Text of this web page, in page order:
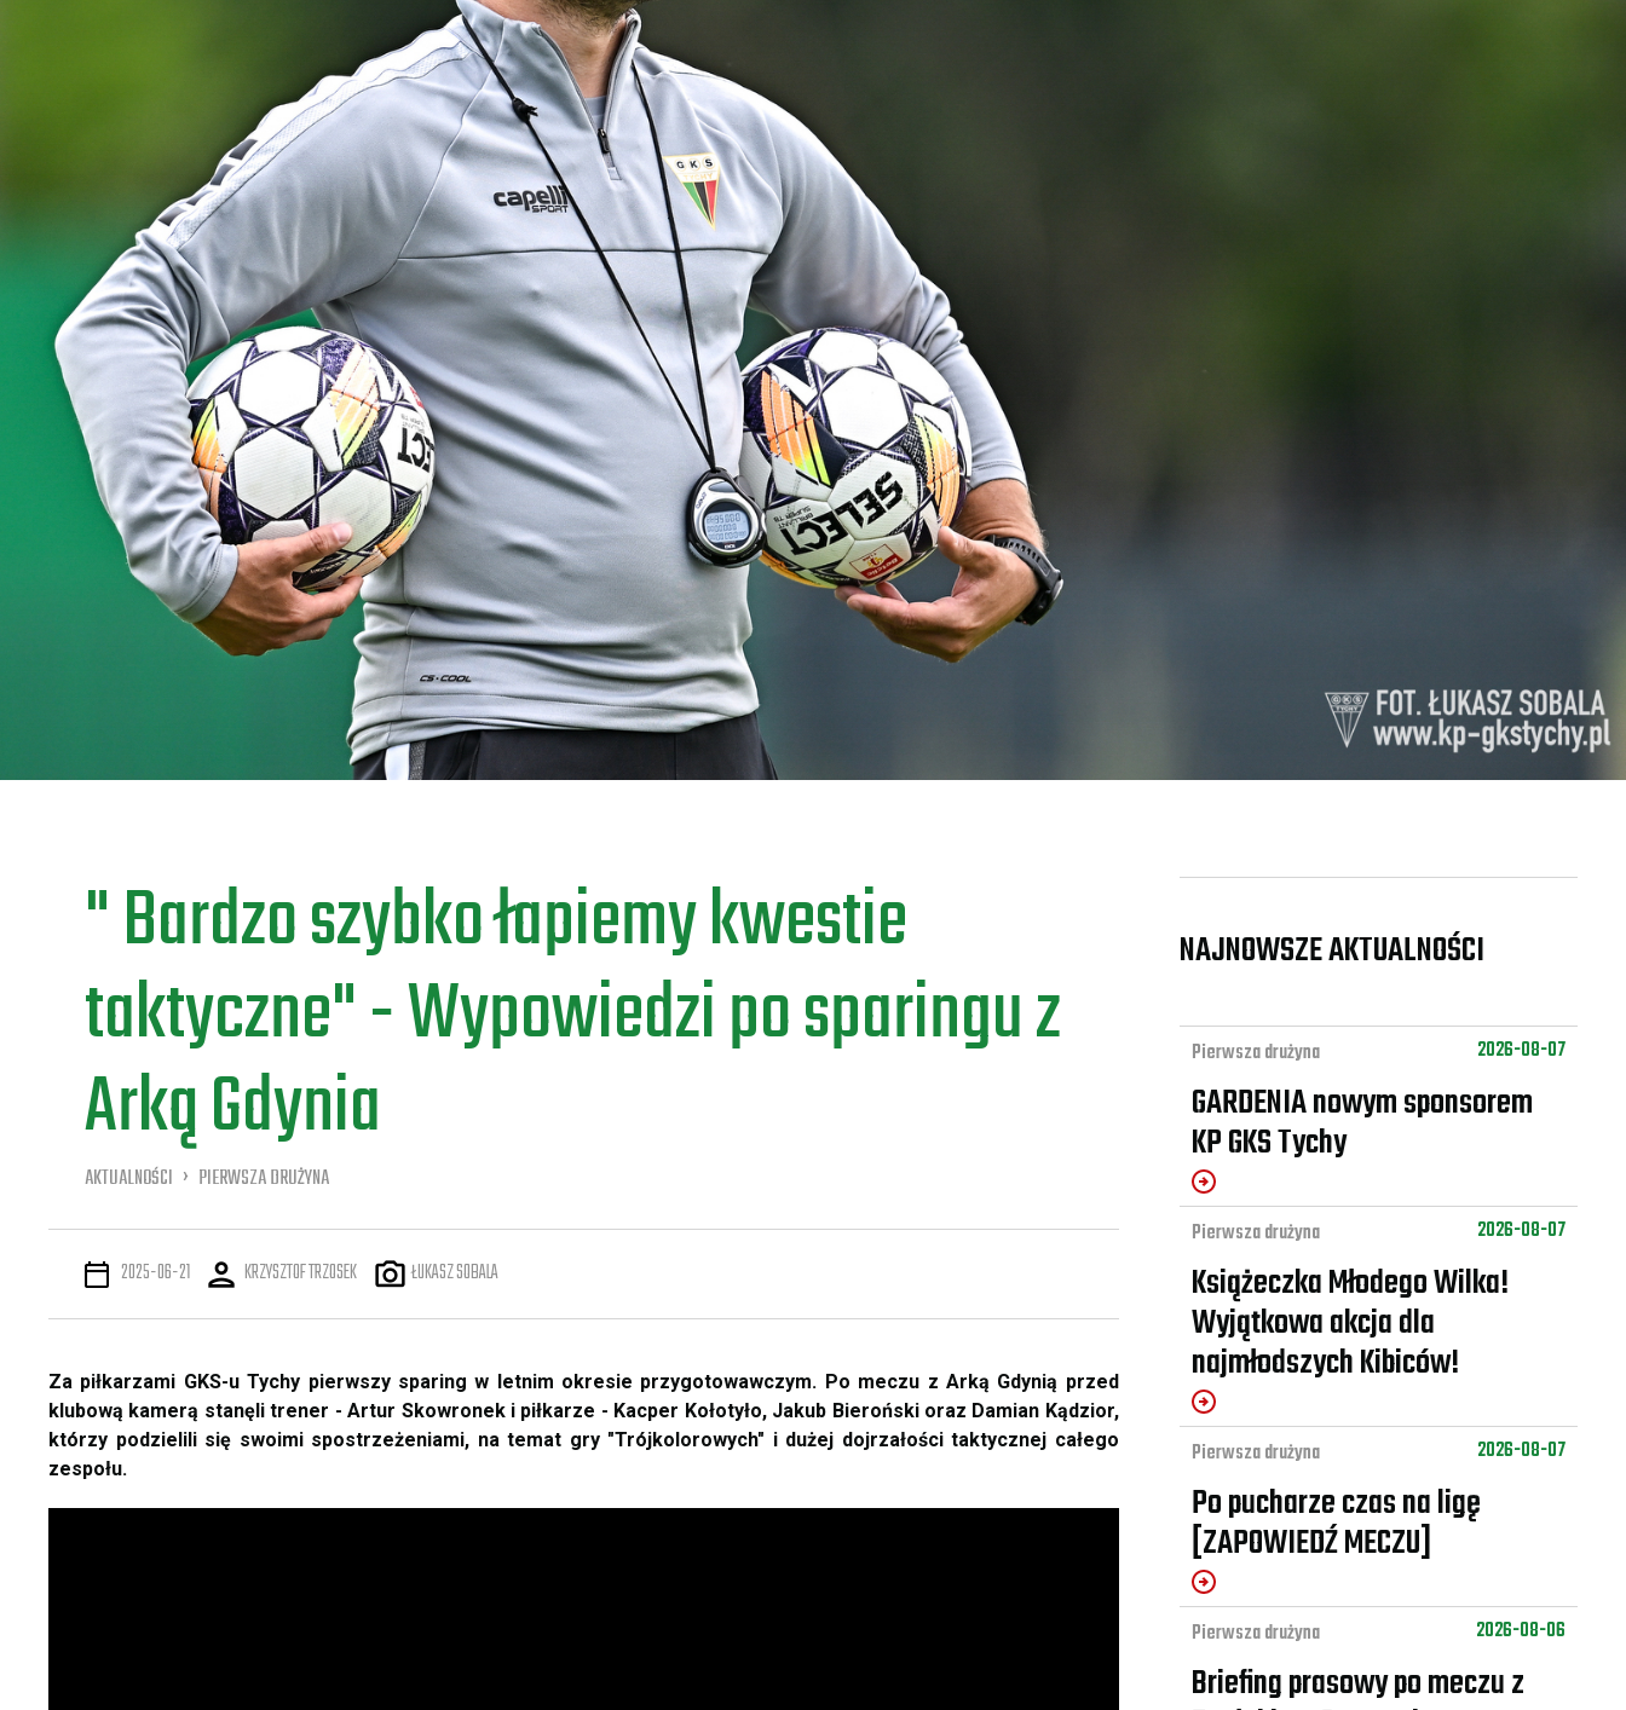
" Bardzo szybko łapiemy kwestie
taktyczne" - Wypowiedzi po sparingu z
Arką Gdynia
AKTUALNOŚCI PIERWSZA DRUŻYNA
2025-06-21 KRZYSZTOF TRZOSEK ŁUKASZ SOBALA
Za piłkarzami GKS-u Tychy pierwszy sparing w letnim okresie przygotowawczym. Po meczu z Arką Gdynią przed
klubową kamerą stanęli trener - Artur Skowronek i piłkarze - Kacper Kołotyło, Jakub Bieroński oraz Damian Kądzior,
którzy podzielili się swoimi spostrzeżeniami, na temat gry "Trójkolorowych" i dużej dojrzałości taktycznej całego
zespołu.
NAJNOWSZE AKTUALNOŚCI
Pierwsza drużyna 2026-08-07
GARDENIA nowym sponsorem
KP GKS Tychy
Pierwsza drużyna 2026-08-07
Książeczka Młodego Wilka!
Wyjątkowa akcja dla
najmłodszych Kibiców!
Pierwsza drużyna 2026-08-07
Po pucharze czas na ligę
[ZAPOWIEDŹ MECZU]
Pierwsza drużyna 2026-08-06
Briefing prasowy po meczu z